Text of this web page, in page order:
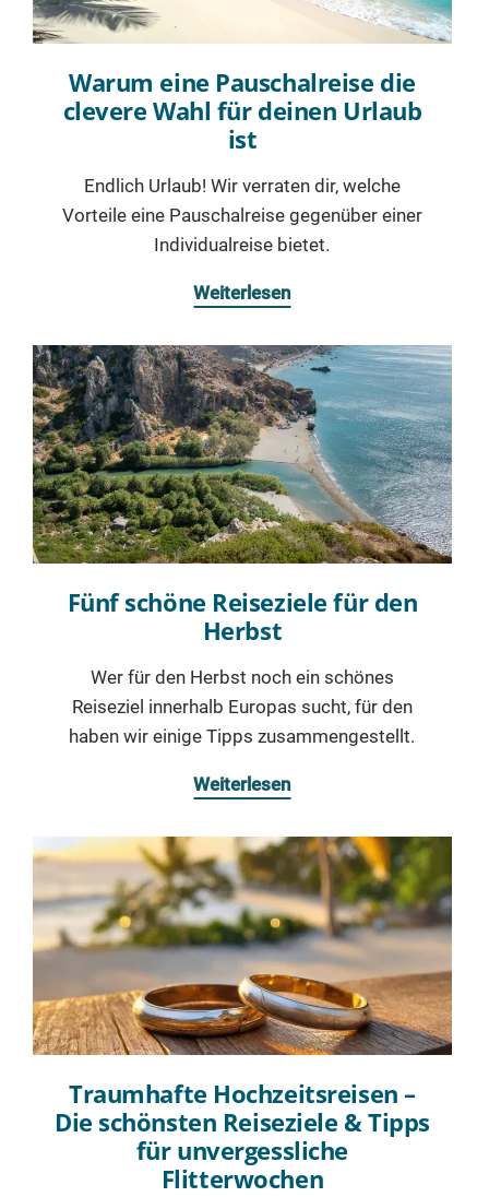
Warum eine Pauschalreise die
clevere Wahl für deinen Urlaub
ist
Endlich Urlaub! Wir verraten dir, welche
Vorteile eine Pauschalreise gegenüber einer
Individualreise bietet.
Weiterlesen
Fünf schöne Reiseziele für den
Herbst
Wer für den Herbst noch ein schönes
Reiseziel innerhalb Europas sucht, für den
haben wir einige Tipps zusammengestellt.
Weiterlesen
Traumhafte Hochzeitsreisen –
Die schönsten Reiseziele & Tipps
für unvergessliche
Flitterwochen